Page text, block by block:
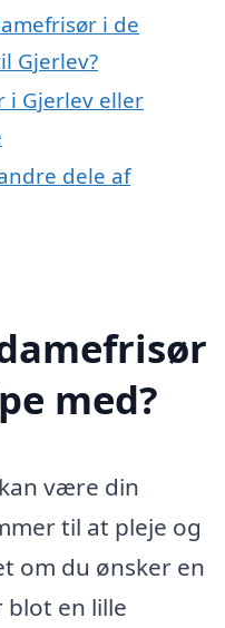
i de
Gjerlev?
i Gjerlev eller
dele af
med?
være din
til at pleje og
om du ønsker en
blot en lille